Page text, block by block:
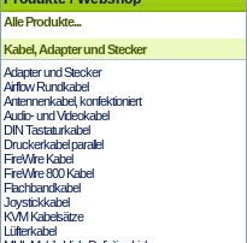
Alle Produkte...
Kabel, Adapter und Stecker
Adapter und Stecker
Airflow Rundkabel
Antennenkabel, konfektioniert
Audio- und Videokabel
DIN Tastaturkabel
Druckerkabel parallel
FireWire Kabel
FireWire 800 Kabel
Flachbandkabel
Joystickkabel
KVM Kabelsätze
Lüfterkabel